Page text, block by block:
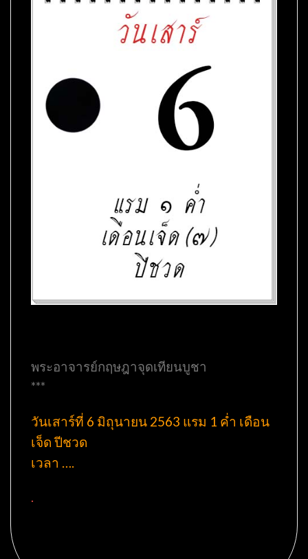
พระอาจารย์กฤษฎาจุดเทียนบูชา
***
วันเสาร์ที่ 6 มิถุนายน 2563 แรม 1 ค่ำ เดือน
เจ็ด ปีชวด
เวลา ….
.